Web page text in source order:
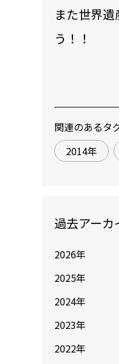
また世界
う！！
関連のあるタ
2014年
過去アーカ
2026年
2025年
2024年
2023年
2022年